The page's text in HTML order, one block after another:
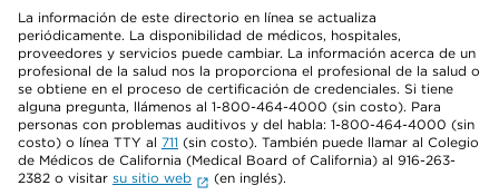
La información de este directorio en línea se actualiza
periódicamente. La disponibilidad de médicos, hospitales,
proveedores y servicios puede cambiar. La información acerca de un
profesional de la salud nos la proporciona el profesional de la salud o
se obtiene en el proceso de certificación de credenciales. Si tiene
alguna pregunta, llámenos al 1-800-464-4000 (sin costo). Para
personas con problemas auditivos y del habla: 1-800-464-4000 (sin
costo) o línea TTY al 711 (sin costo). También puede llamar al Colegio
de Médicos de California (Medical Board of California) al 916-263-
2382 o visitar su sitio web
(en inglés).